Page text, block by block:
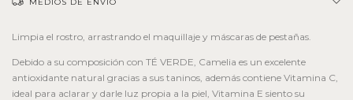
Limpia el rostro, arrastrando el maquillaje y máscaras de pestañas.
Debido a su composición con TÉ VERDE, Camelia es un excelente
antioxidante natural gracias a sus taninos, además contiene Vitamina C,
ideal para aclarar y darle luz propia a la piel, Vitamina E siento su